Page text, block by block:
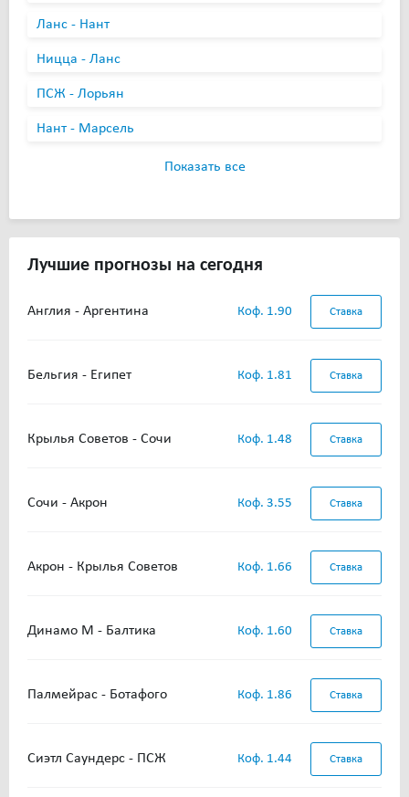
Ланс - Нант
Ницца - Ланс
ПСЖ - Лорьян
Нант - Марсель
Показать все
Лучшие прогнозы на сегодня
Англия - Аргентина Коф. 1.90 Ставка
Бельгия - Египет Коф. 1.81 Ставка
Крылья Советов - Сочи Коф. 1.48 Ставка
Сочи - Акрон Коф. 3.55 Ставка
Акрон - Крылья Советов Коф. 1.66 Ставка
Динамо М - Балтика Коф. 1.60 Ставка
Палмейрас - Ботафого Коф. 1.86 Ставка
Сиэтл Саундерс - ПСЖ Коф. 1.44 Ставка